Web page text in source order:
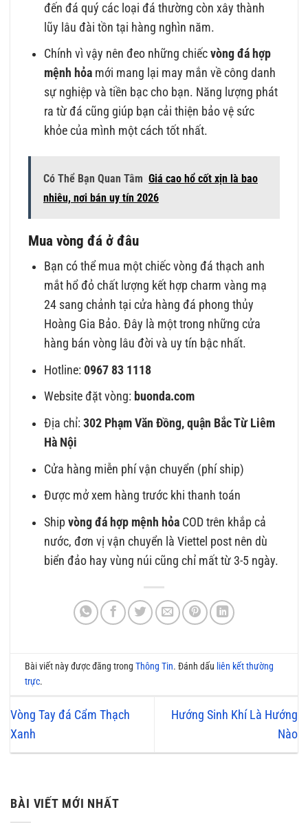
đến đá quý các loại đá thường còn xây thành
lũy lâu đài tồn tại hàng nghìn năm.
Chính vì vậy nên đeo những chiếcvòng đá hợp
mệnh hỏa mới mang lại may mắn về công danh
sự nghiệp và tiền bạc cho bạn. Năng lượng phát
ra từ đá cũng giúp bạn cải thiện bảo vệ sức
khỏe của mình một cách tốt nhất.
Có Thể Bạn Quan Tâm Giá cao hổ cốt xịn là bao
nhiêu, nơi bán uy tín 2026
Mua vòng đá ở đâu
Bạn có thể mua một chiếc vòng đá thạch anh
mắt hổ đỏ chất lượng kết hợp charm vàng mạ
24 sang chảnh tại cửa hàng đá phong thủy
Hoàng Gia Bảo. Đây là một trong những cửa
hàng bán vòng lâu đời và uy tín bậc nhất.
Hotline:0967 83 1118
Website đặt vòng: buonda.com
Địa chỉ:302 Phạm Văn Đồng, quận Bắc Từ Liêm
Hà Nội
Cửa hàng miễn phí vận chuyển (phí ship)
Được mở xem hàng trước khi thanh toán
Shipvòng đá hợp mệnh hỏa COD trên khắp cả
nước, đơn vị vận chuyển là Viettel post nên dù
biển đảo hay vùng núi cũng chỉ mất từ 3-5 ngày.
Bài viết này được đăng trongThông Tin. Đánh dấu liên kết thường
trực.
Vòng Tay đá Cẩm Thạch
Xanh
Hướng Sinh Khí Là Hướng
Nào
BÀI VIẾT MỚI NHẤT